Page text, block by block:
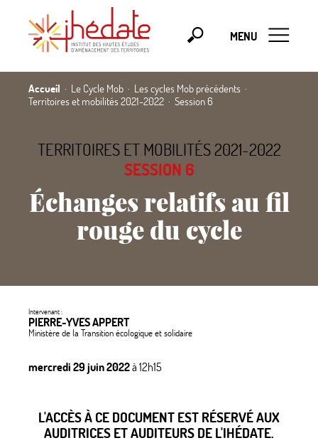
MENU
Accueil Le Cycle Mob
Les cycles Mob précédents
Territoires et mobilités 2021-2022
Session 6
TERRITOIRES ET MOBILITÉS 2021-2022
SESSION 6
Échanges relatifs au fil
rouge du cycle
Intervenant :
PIERRE-YVES APPERT
Ministère de la Transition écologique et solidaire
mercredi 29 juin 2022à 12h15
L'ACCÈS À CE DOCUMENT EST RÉSERVÉ AUX
AUDITRICES ET AUDITEURS DE L'IHÉDATE.